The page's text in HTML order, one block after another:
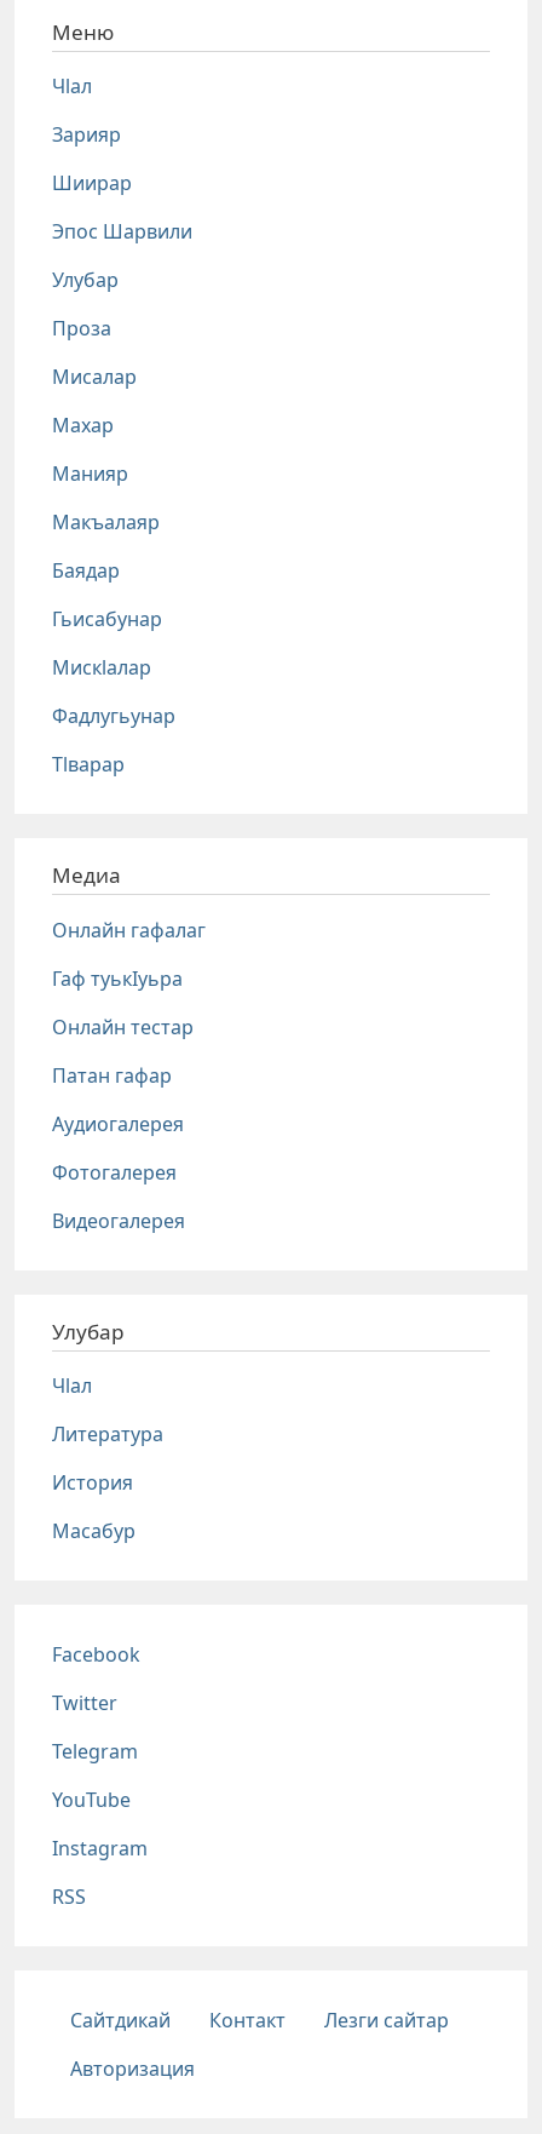
Меню
Чlал
Зарияр
Шиирар
Эпос Шарвили
Улубар
Проза
Мисалар
Махар
Манияр
Макъалаяр
Баядар
Гьисабунар
Мискlалар
Фадлугьунар
Тlварар
Медиа
Онлайн гафалаг
Гаф туькIуьра
Онлайн тестар
Патан гафар
Аудиогалерея
Фотогалерея
Видеогалерея
Улубар
Чlал
Литература
История
Масабур
Соц сети
Facebook
Twitter
Telegram
YouTube
Instagram
RSS
Подвал
Сайтдикай Контакт
Лезги сайтар
Авторизация